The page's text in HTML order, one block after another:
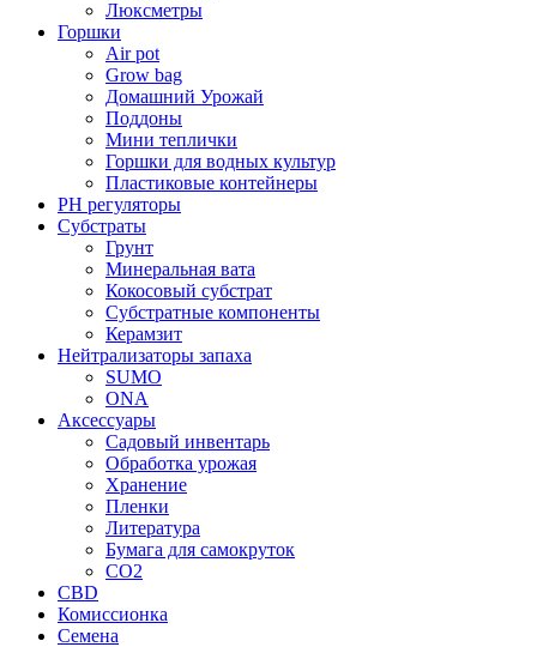
Люксметры
Горшки
Air pot
Grow bag
Домашний Урожай
Поддоны
Мини теплички
Горшки для водных культур
Пластиковые контейнеры
PH регуляторы
Субстраты
Грунт
Минеральная вата
Кокосовый субстрат
Субстратные компоненты
Керамзит
Нейтрализаторы запаха
SUMO
ONA
Аксессуары
Садовый инвентарь
Обработка урожая
Хранение
Пленки
Литература
Бумага для самокруток
CO2
CBD
Комисcионка
Семена